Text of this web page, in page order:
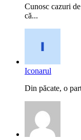
Cunosc cazuri
că...
Iconarul
Din păcate, o